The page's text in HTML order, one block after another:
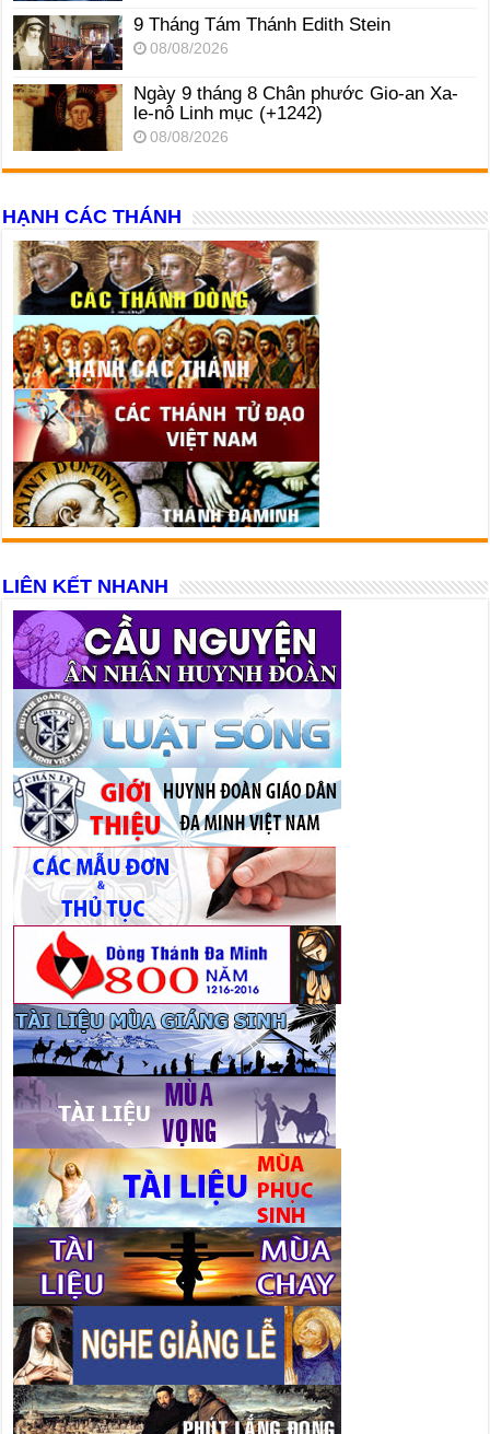
9 Tháng Tám Thánh Edith Stein
08/08/2026
Ngày 9 tháng 8 Chân phước Gio-an Xa-
le-nô Linh mục (+1242)
08/08/2026
HẠNH CÁC THÁNH
LIÊN KẾT NHANH